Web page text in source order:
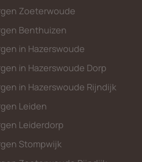
Zoeterwoude
Benthuizen
in Hazerswoude
in Hazerswoude Dorp
in Hazerswoude Rijndijk
Leiden
Leiderdorp
Stompwijk